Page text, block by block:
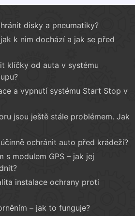
disky a pneumatiky?
k nim dochází a jak se před
klíčky od auta v systému
a vypnutí systému Start Stop v
jsou ještě stále problémem. Jak
ochránit auto před krádeží?
s modulem GPS – jak jej
instalace ochrany proti
– jak to funguje?